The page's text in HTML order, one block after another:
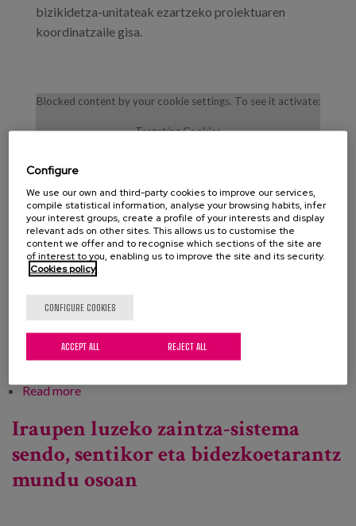
bizikidetza-unitateak ezartzeko proiektuaren
koordinatzaile gisa.
Blocked content by your cookie settings. To see it activate:
Targeting Cookies
Programa
Professionals
Project
Read moreabout AICP ereduan aurrera egiteko esperientziak
Iraupen luzeko zaintza-sistema
sendo, sentikor eta bidezkoetarantz
mundu osoan
Configure
We use our own and third-party cookies to improve our services,
compile statistical information, analyse your browsing habits, infer
your interest groups, create a profile of your interests and display
relevant ads on other sites. This allows us to customise the
content we offer and to recognise which sections of the site are
of interest to you, enabling us to improve the site and its security.
Cookies policy
CONFIGURE COOKIES
REJECT ALL
ACCEPT ALL